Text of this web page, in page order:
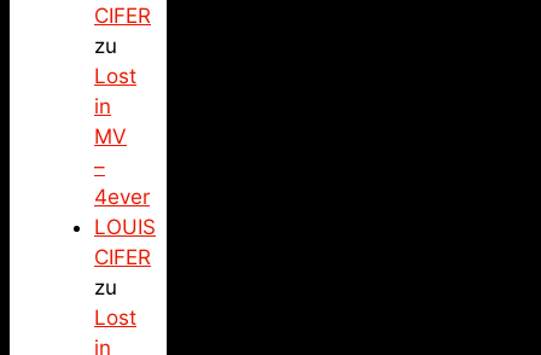
CIFER
zu
Lost
in
MV
–
4ever
LOUIS
CIFER
zu
Lost
in